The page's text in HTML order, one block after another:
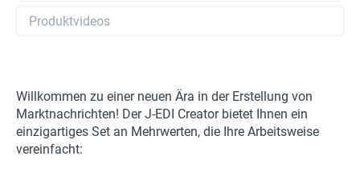
Produktvideos
Willkommen zu einer neuen Ära in der Erstellung von
Marktnachrichten! Der J-EDI Creator bietet Ihnen ein
einzigartiges Set an Mehrwerten, die Ihre Arbeitsweise
vereinfacht: